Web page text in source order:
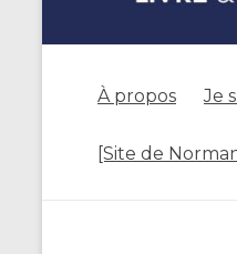
À propos Je
[Site de